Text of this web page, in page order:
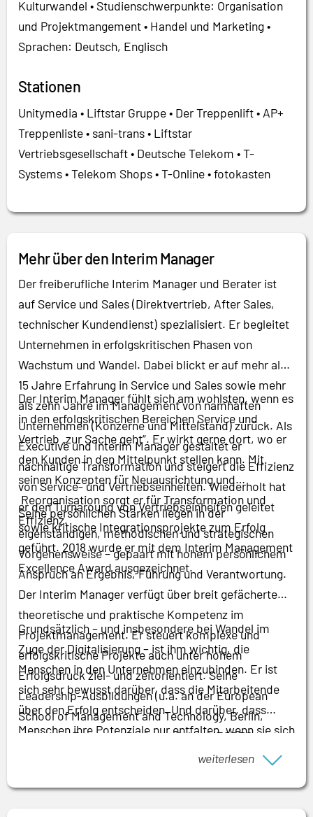
Kulturwandel • Studienschwerpunkte: Organisation
und Projektmangement • Handel und Marketing •
Sprachen: Deutsch, Englisch
Stationen
Unitymedia • Liftstar Gruppe • Der Treppenlift • AP+
Treppenliste • sani-trans • Liftstar
Vertriebsgesellschaft • Deutsche Telekom • T-
Systems • Telekom Shops • T-Online • fotokasten
Mehr über den Interim Manager
Der freiberufliche Interim Manager und Berater ist
auf Service und Sales (Direktvertrieb, After Sales,
technischer Kundendienst) spezialisiert. Er begleitet
Unternehmen in erfolgskritischen Phasen von
Wachstum und Wandel. Dabei blickt er auf mehr als
15 Jahre Erfahrung in Service und Sales sowie mehr
als zehn Jahre im Management von namhaften
Unternehmen (Konzerne und Mittelstand) zurück. Als
Executive und Interim Manager gestaltet er
nachhaltige Transformation und steigert die Effizienz
von Service- und Vertriebseinheiten. Wiederholt hat
er den Turnaround von Vertriebseinheiten geleitet
sowie kritische Integrationsprojekte zum Erfolg
geführt. 2018 wurde er mit dem Interim Management
Excellence Award ausgezeichnet.
Der Interim Manager fühlt sich am wohlsten, wenn es
in den erfolgskritischen Bereichen Service und
Vertrieb „zur Sache geht“. Er wirkt gerne dort, wo er
den Kunden in den Mittelpunkt stellen kann. Mit
seinen Konzepten für Neuausrichtung und
Reorganisation sorgt er für Transformation und
Effizienz.
Seine persönlichen Stärken liegen in der
eigenständigen, methodischen und strategischen
Vorgehensweise – gepaart mit hohem persönlichem
Anspruch an Ergebnis, Führung und Verantwortung.
Der Interim Manager verfügt über breit gefächerte
theoretische und praktische Kompetenz im
Projektmanagement. Er steuert komplexe und
erfolgskritische Projekte auch unter hohem
Erfolgsdruck ziel- und zeitorientiert. Seine
Leadership-Ausbildungen (u.a. an der European
School of Management and Technology, Berlin,
sowie der European Business School/ESSEC,
Mannheim) versetzen ihn die Lage, Führungskräfte,
Grundsätzlich – und insbesondere bei Wandel im
Zuge der Digitalisierung – ist ihm wichtig, die
Menschen in den Unternehmen einzubinden. Er ist
sich sehr bewusst darüber, dass die Mitarbeitende
über den Erfolg entscheiden. Und darüber, dass
Menschen ihre Potenziale nur entfalten, wenn sie sich
Digitalisierung, dass ein Einzelner die Komplexität
weiterlesen